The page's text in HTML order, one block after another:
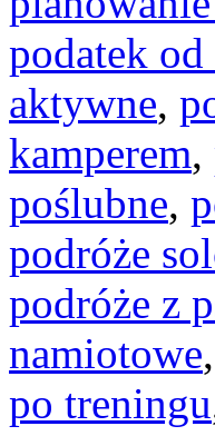
podatek
aktywne,
kamperem,
poślubne,
podróże
podróże z
namiotowe,
po treningu